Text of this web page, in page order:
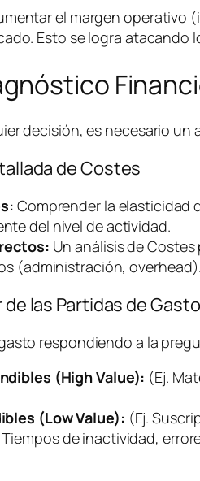
el margen operativo
Esto se logra atacando
decisión, es necesario
de Costes
Comprender la elasticidad
del nivel de actividad.
Un análisis de
(administración,overhead).
de las Partidas de Gasto
respondiendo a la
(High Value): (Ej.
(Low Value): (Ej.
Tiempos de inactividad,